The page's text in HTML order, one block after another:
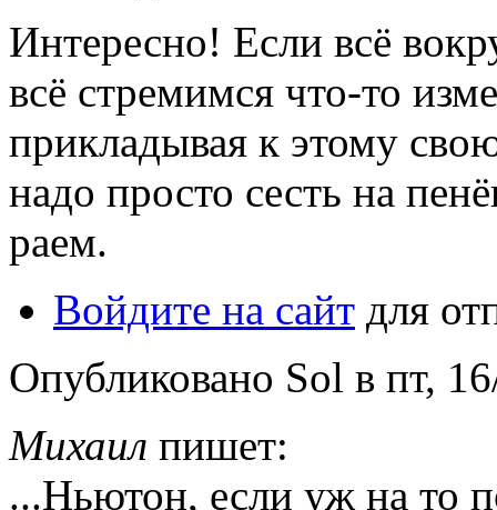
Интересно! Если всё
всё стремимся что-то
прикладывая к этому
надо просто сесть на
раем.
Войдите на сайт для
Опубликовано Sol в пт,
Михаил пишет:
...Ньютон, если уж на то